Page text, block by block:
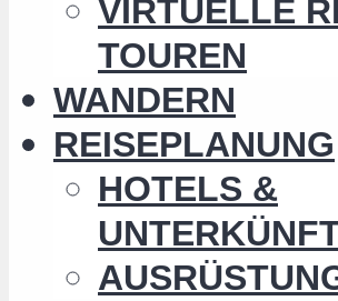
VIRTUELLE
TOUREN
WANDERN
REISEPLANUNG
HOTELS &